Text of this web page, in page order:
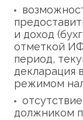
и доход
отметкой
период,
декларация
режимом
должником